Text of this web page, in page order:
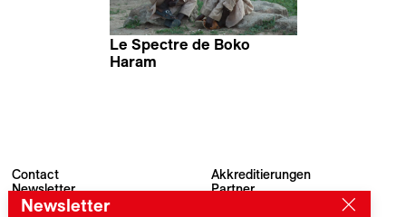
Le Spectre de Boko
Haram
Contact
Newsletter
Archiv
Akkreditierungen
Partner
Newsletter